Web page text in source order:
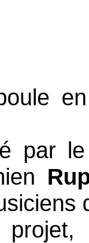
par